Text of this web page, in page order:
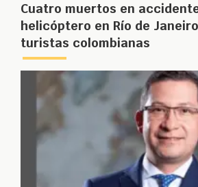
Cuatro muertos en
helicóptero en Río de
turistas colombianas